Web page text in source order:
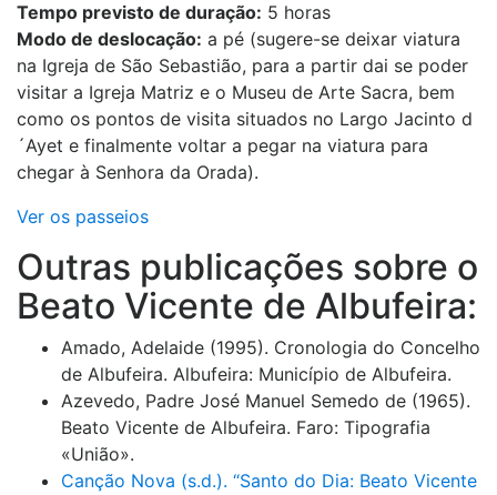
Tempo previsto de duração: 5 horas
Modo de deslocação: a pé (sugere-se deixar viatura
na Igreja de São Sebastião, para a partir dai se poder
visitar a Igreja Matriz e o Museu de Arte Sacra, bem
como os pontos de visita situados no Largo Jacinto d
´Ayet e finalmente voltar a pegar na viatura para
chegar à Senhora da Orada).
Ver os passeios
Outras publicações sobre o
Beato Vicente de Albufeira:
Amado, Adelaide (1995). Cronologia do Concelho
de Albufeira. Albufeira: Município de Albufeira.
Azevedo, Padre José Manuel Semedo de (1965).
Beato Vicente de Albufeira. Faro: Tipografia
«União».
Canção Nova (s.d.). “Santo do Dia: Beato Vicente